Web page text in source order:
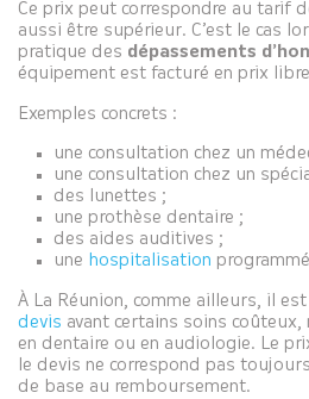
Ce prix peut correspondre au tarif
aussi être supérieur. C’est le cas
pratique des dépassements
équipement est facturé en prix
Exemples concrets :
une consultation chez un
une consultation chez un
des lunettes ;
une prothèse dentaire ;
des aides auditives ;
une hospitalisation
À La Réunion, comme ailleurs, il
devis avant certains soins
en dentaire ou en audiologie. Le
le devis ne correspond pas
de base au remboursement.